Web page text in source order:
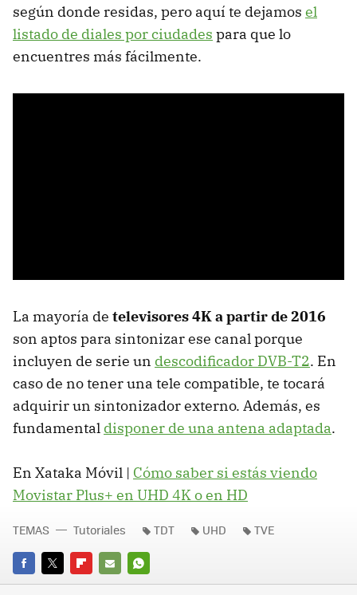
según donde residas, pero aquí te dejamos el
listado de diales por ciudades para que lo
encuentres más fácilmente.
La mayoría de televisores 4K a partir de 2016
son aptos para sintonizar ese canal porque
incluyen de serie un descodificador DVB-T2. En
caso de no tener una tele compatible, te tocará
adquirir un sintonizador externo. Además, es
fundamental disponer de una antena adaptada.
En Xataka Móvil | Cómo saber si estás viendo
Movistar Plus+ en UHD 4K o en HD
FACEBOOK
TWITTERFLIPBOARD
E-
WHATSAPP
TEMAS Tutoriales TDT UHD TVE